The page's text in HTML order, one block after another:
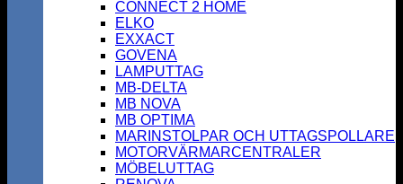
CONNECT 2 HOME
ELKO
EXXACT
GOVENA
LAMPUTTAG
MB-DELTA
MB NOVA
MB OPTIMA
MARINSTOLPAR OCH UTTAGSPOLLARE
MOTORVÄRMARCENTRALER
MÖBELUTTAG